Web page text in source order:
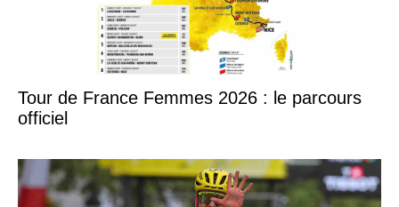
Tour de France Femmes 2026 : le parcours
officiel